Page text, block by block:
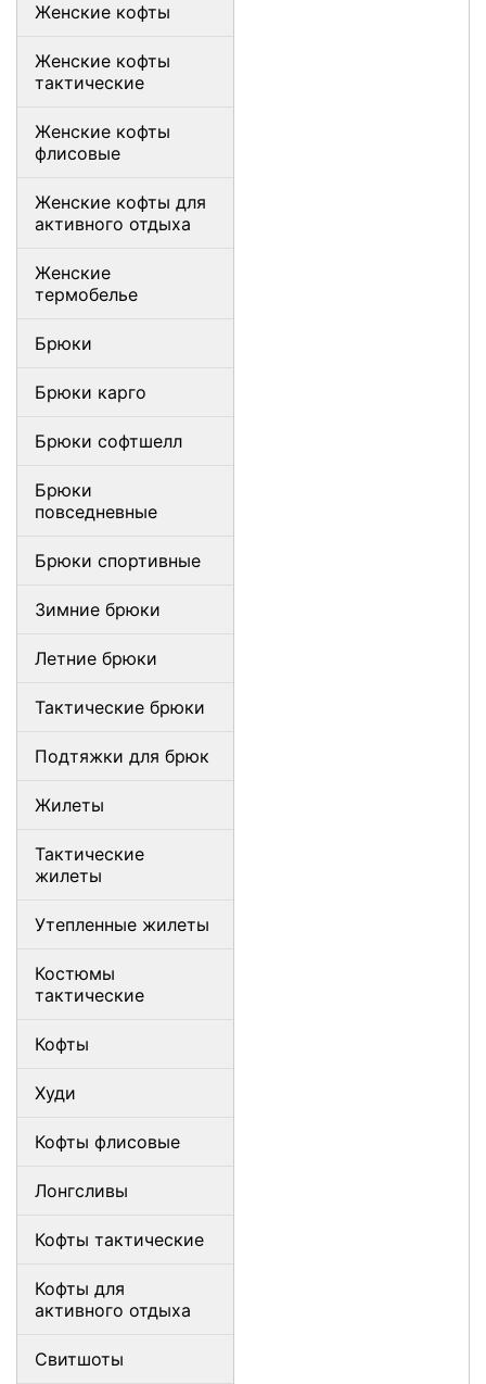
Женские кофты
Женские кофты
тактические
Женские кофты
флисовые
Женские кофты для
активного отдыха
Женские
термобелье
Брюки
Брюки карго
Брюки софтшелл
Брюки
повседневные
Брюки спортивные
Зимние брюки
Летние брюки
Тактические брюки
Подтяжки для брюк
Жилеты
Тактические
жилеты
Утепленные жилеты
Костюмы
тактические
Кофты
Худи
Кофты флисовые
Лонгсливы
Кофты тактические
Кофты для
активного отдыха
Свитшоты